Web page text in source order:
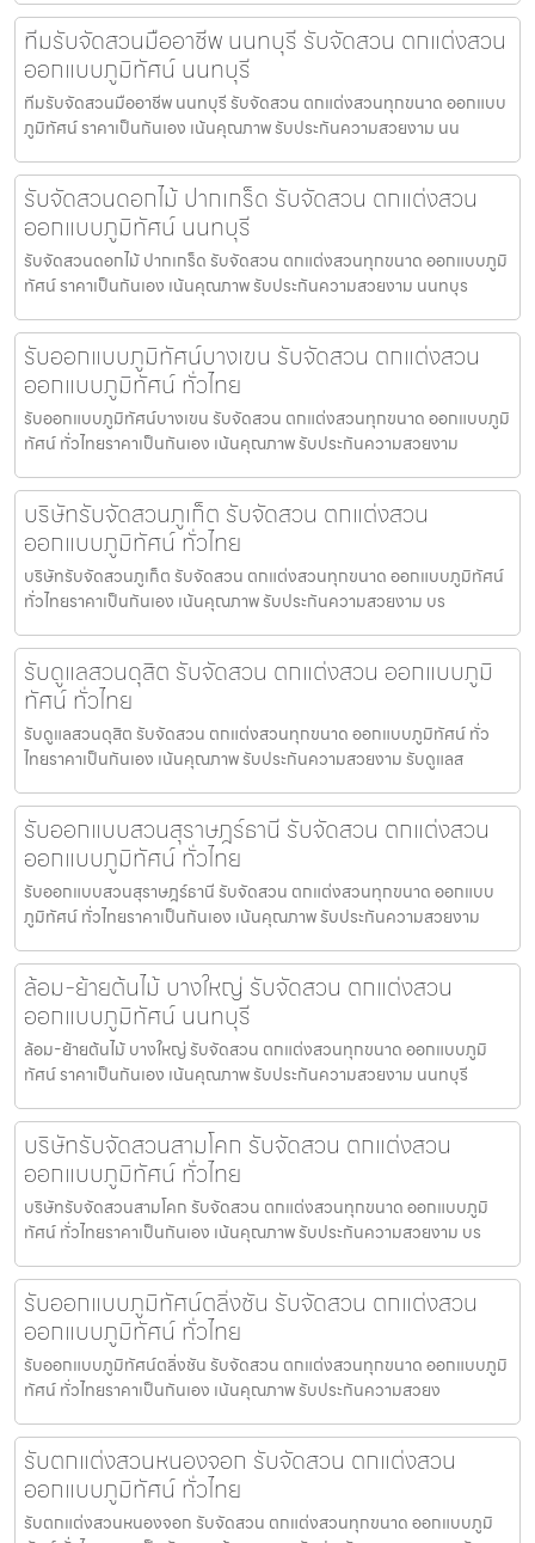
ทีมรับจัดสวนมืออาชีพ นนทบุรี รับจัดสวน ตกแต่งสวน
ออกแบบภูมิทัศน์ นนทบุรี
ทีมรับจัดสวนมืออาชีพ นนทบุรี รับจัดสวน ตกแต่งสวนทุกขนาด ออกแบบ
ภูมิทัศน์ ราคาเป็นกันเอง เน้นคุณภาพ รับประกันความสวยงาม นน
รับจัดสวนดอกไม้ ปากเกร็ด รับจัดสวน ตกแต่งสวน
ออกแบบภูมิทัศน์ นนทบุรี
รับจัดสวนดอกไม้ ปากเกร็ด รับจัดสวน ตกแต่งสวนทุกขนาด ออกแบบภูมิ
ทัศน์ ราคาเป็นกันเอง เน้นคุณภาพ รับประกันความสวยงาม นนทบุร
รับออกแบบภูมิทัศน์บางเขน รับจัดสวน ตกแต่งสวน
ออกแบบภูมิทัศน์ ทั่วไทย
รับออกแบบภูมิทัศน์บางเขน รับจัดสวน ตกแต่งสวนทุกขนาด ออกแบบภูมิ
ทัศน์ ทั่วไทยราคาเป็นกันเอง เน้นคุณภาพ รับประกันความสวยงาม
บริษัทรับจัดสวนภูเก็ต รับจัดสวน ตกแต่งสวน
ออกแบบภูมิทัศน์ ทั่วไทย
บริษัทรับจัดสวนภูเก็ต รับจัดสวน ตกแต่งสวนทุกขนาด ออกแบบภูมิทัศน์
ทั่วไทยราคาเป็นกันเอง เน้นคุณภาพ รับประกันความสวยงาม บร
รับดูแลสวนดุสิต รับจัดสวน ตกแต่งสวน ออกแบบภูมิ
ทัศน์ ทั่วไทย
รับดูแลสวนดุสิต รับจัดสวน ตกแต่งสวนทุกขนาด ออกแบบภูมิทัศน์ ทั่ว
ไทยราคาเป็นกันเอง เน้นคุณภาพ รับประกันความสวยงาม รับดูแลส
รับออกแบบสวนสุราษฎร์ธานี รับจัดสวน ตกแต่งสวน
ออกแบบภูมิทัศน์ ทั่วไทย
รับออกแบบสวนสุราษฎร์ธานี รับจัดสวน ตกแต่งสวนทุกขนาด ออกแบบ
ภูมิทัศน์ ทั่วไทยราคาเป็นกันเอง เน้นคุณภาพ รับประกันความสวยงาม
ล้อม-ย้ายต้นไม้ บางใหญ่ รับจัดสวน ตกแต่งสวน
ออกแบบภูมิทัศน์ นนทบุรี
ล้อม-ย้ายต้นไม้ บางใหญ่ รับจัดสวน ตกแต่งสวนทุกขนาด ออกแบบภูมิ
ทัศน์ ราคาเป็นกันเอง เน้นคุณภาพ รับประกันความสวยงาม นนทบุรี
บริษัทรับจัดสวนสามโคก รับจัดสวน ตกแต่งสวน
ออกแบบภูมิทัศน์ ทั่วไทย
บริษัทรับจัดสวนสามโคก รับจัดสวน ตกแต่งสวนทุกขนาด ออกแบบภูมิ
ทัศน์ ทั่วไทยราคาเป็นกันเอง เน้นคุณภาพ รับประกันความสวยงาม บร
รับออกแบบภูมิทัศน์ตลิ่งชัน รับจัดสวน ตกแต่งสวน
ออกแบบภูมิทัศน์ ทั่วไทย
รับออกแบบภูมิทัศน์ตลิ่งชัน รับจัดสวน ตกแต่งสวนทุกขนาด ออกแบบภูมิ
ทัศน์ ทั่วไทยราคาเป็นกันเอง เน้นคุณภาพ รับประกันความสวยง
รับตกแต่งสวนหนองจอก รับจัดสวน ตกแต่งสวน
ออกแบบภูมิทัศน์ ทั่วไทย
รับตกแต่งสวนหนองจอก รับจัดสวน ตกแต่งสวนทุกขนาด ออกแบบภูมิ